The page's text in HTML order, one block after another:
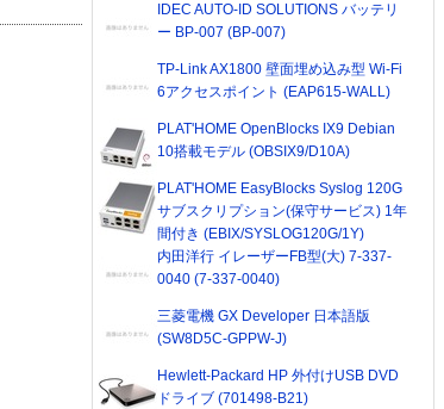
IDEC AUTO-ID SOLUTIONS バッテリ
ー BP-007 (BP-007)
TP-Link AX1800 壁面埋め込み型 Wi-Fi
6アクセスポイント (EAP615-WALL)
PLAT'HOME OpenBlocks IX9 Debian
10搭載モデル (OBSIX9/D10A)
PLAT'HOME EasyBlocks Syslog 120G
サブスクリプション(保守サービス) 1年
間付き (EBIX/SYSLOG120G/1Y)
内田洋行 イレーザーFB型(大) 7-337-
0040 (7-337-0040)
三菱電機 GX Developer 日本語版
(SW8D5C-GPPW-J)
Hewlett-Packard HP 外付けUSB DVD
ドライブ (701498-B21)